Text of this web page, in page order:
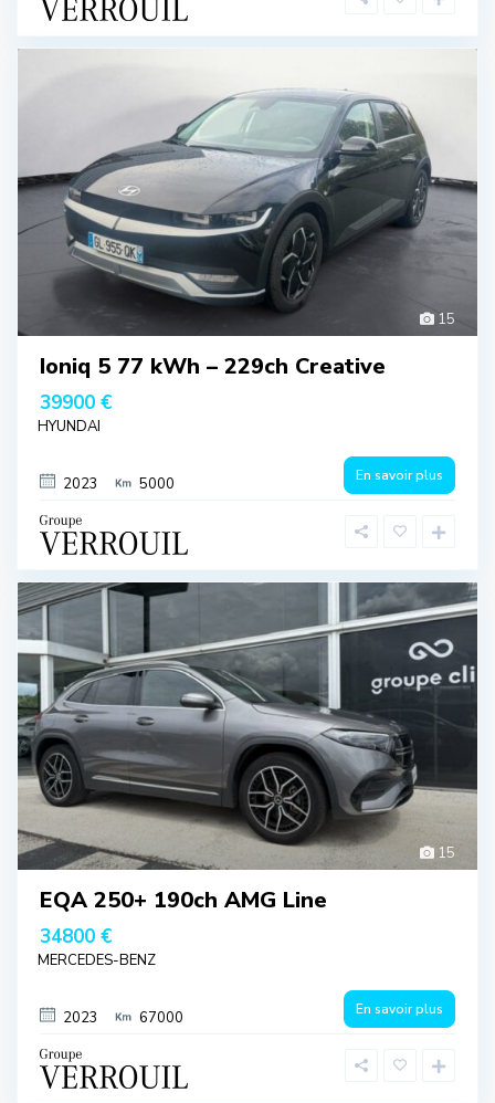
15
Ioniq 5 77 kWh – 229ch Creative
39900 €
HYUNDAI
2023 5000 En savoir plus
15
EQA 250+ 190ch AMG Line
34800 €
MERCEDES-BENZ
2023 67000 En savoir plus